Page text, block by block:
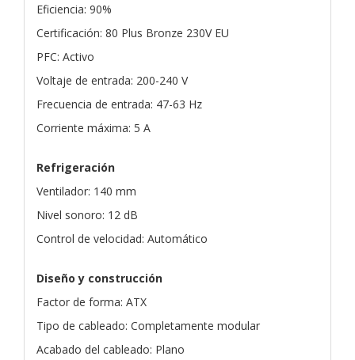
Eficiencia: 90%
Certificación: 80 Plus Bronze 230V EU
PFC: Activo
Voltaje de entrada: 200-240 V
Frecuencia de entrada: 47-63 Hz
Corriente máxima: 5 A
Refrigeración
Ventilador: 140 mm
Nivel sonoro: 12 dB
Control de velocidad: Automático
Diseño y construcción
Factor de forma: ATX
Tipo de cableado: Completamente modular
Acabado del cableado: Plano